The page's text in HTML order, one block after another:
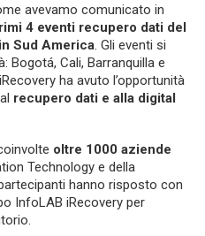
avevamo comunicato in
4 eventi recupero dati del
Sud America. Gli eventi si
Bogotá, Cali, Barranquilla e
ha avuto l’opportunità
recupero dati e alla digital
oltre 1000 aziende
Technology e della
hanno risposto con
InfoLAB iRecovery per